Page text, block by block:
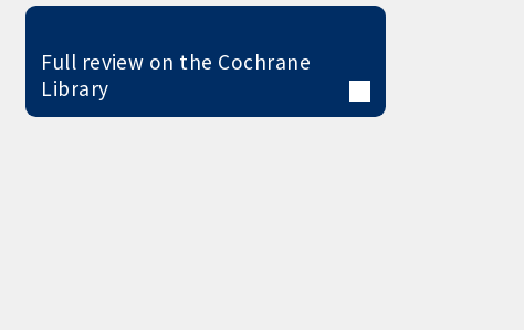
Full review on the Cochrane
Library